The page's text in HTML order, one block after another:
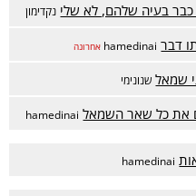
בעיה שלהם, לא שלי נקדימון
דבר hamedinai אחרונה
שמאל שנונימי
את כל שאר השמאל hamedinai
hamedinai